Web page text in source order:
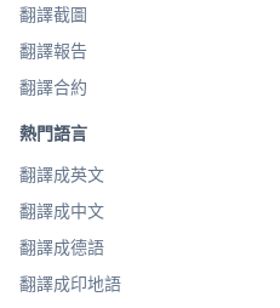
翻譯截圖
翻譯報告
翻譯合約
熱門語言
翻譯成英文
翻譯成中文
翻譯成德語
翻譯成印地語